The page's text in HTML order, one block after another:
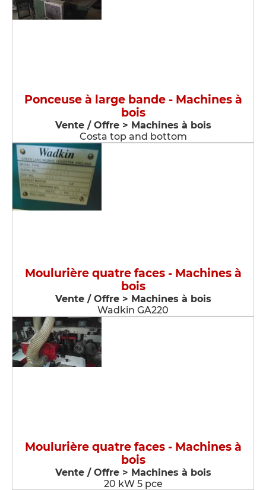
Ponceuse à large bande - Machines à
bois
Vente / Offre > Machines à bois
Costa top and bottom
Moulurière quatre faces - Machines à
bois
Vente / Offre > Machines à bois
Wadkin GA220
Moulurière quatre faces - Machines à
bois
Vente / Offre > Machines à bois
20 kW 5 pce